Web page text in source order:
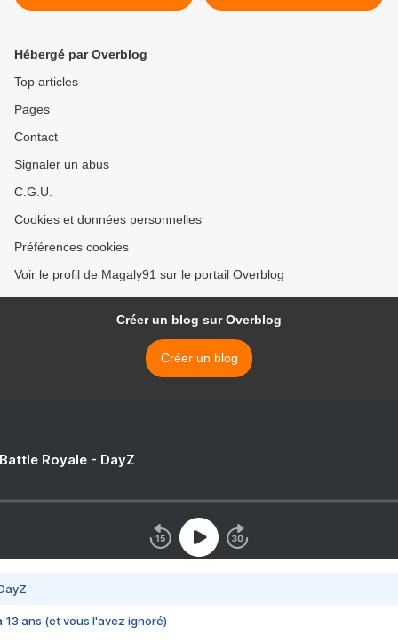
Hébergé par Overblog
Top articles
Pages
Contact
Signaler un abus
C.G.U.
Cookies et données personnelles
Préférences cookies
Voir le profil de Magaly91 sur le portail Overblog
Créer un blog sur Overblog
Créer un blog
Royale - DayZ
13 ans (et vous l'avez ignoré)